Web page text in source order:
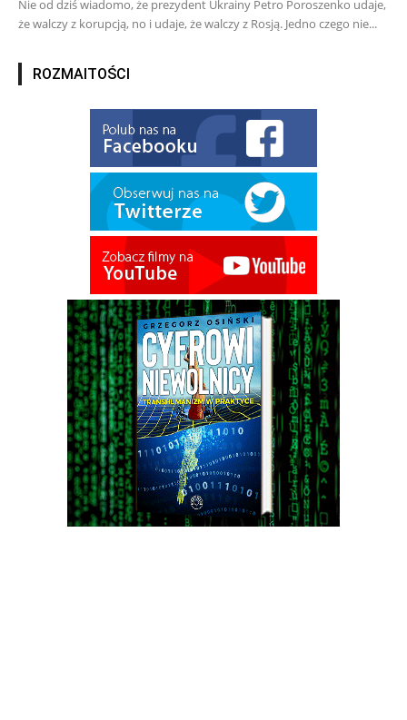
Nie od dziś wiadomo, że prezydent Ukrainy Petro Poroszenko udaje,
że walczy z korupcją, no i udaje, że walczy z Rosją. Jedno czego nie...
ROZMAITOŚCI